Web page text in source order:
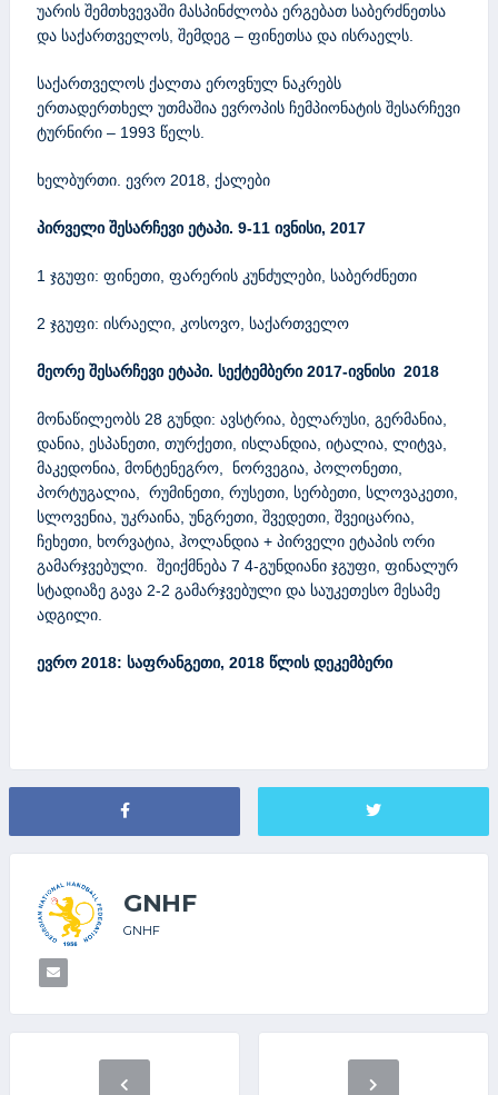
უარის შემთხვევაში მასპინძლობა ერგებათ საბერძნეთსა
და საქართველოს, შემდეგ – ფინეთსა და ისრაელს.
საქართველოს ქალთა ეროვნულ ნაკრებს
ერთადერთხელ უთმაშია ევროპის ჩემპიონატის შესარჩევი
ტურნირი – 1993 წელს.
ხელბურთი. ევრო 2018, ქალები
პირველი შესარჩევი ეტაპი. 9-11 ივნისი, 2017
1 ჯგუფი: ფინეთი, ფარერის კუნძულები, საბერძნეთი
2 ჯგუფი: ისრაელი, კოსოვო, საქართველო
მეორე შესარჩევი ეტაპი. სექტემბერი 2017-ივნისი 2018
მონაწილეობს 28 გუნდი: ავსტრია, ბელარუსი, გერმანია,
დანია, ესპანეთი, თურქეთი, ისლანდია, იტალია, ლიტვა,
მაკედონია, მონტენეგრო, ნორვეგია, პოლონეთი,
პორტუგალია, რუმინეთი, რუსეთი, სერბეთი, სლოვაკეთი,
სლოვენია, უკრაინა, უნგრეთი, შვედეთი, შვეიცარია,
ჩეხეთი, ხორვატია, ჰოლანდია + პირველი ეტაპის ორი
გამარჯვებული. შეიქმნება 7 4-გუნდიანი ჯგუფი, ფინალურ
სტადიაზე გავა 2-2 გამარჯვებული და საუკეთესო მესამე
ადგილი.
ევრო 2018: საფრანგეთი, 2018 წლის დეკემბერი
GNHF
GNHF